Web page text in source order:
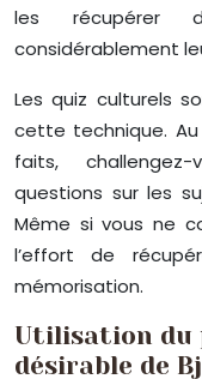
les récupérer
considérablement
Les quiz culturels
cette technique.
faits,
questions sur les
Même si vous ne
l’effort de
mémorisation.
Utilisation du
désirable de